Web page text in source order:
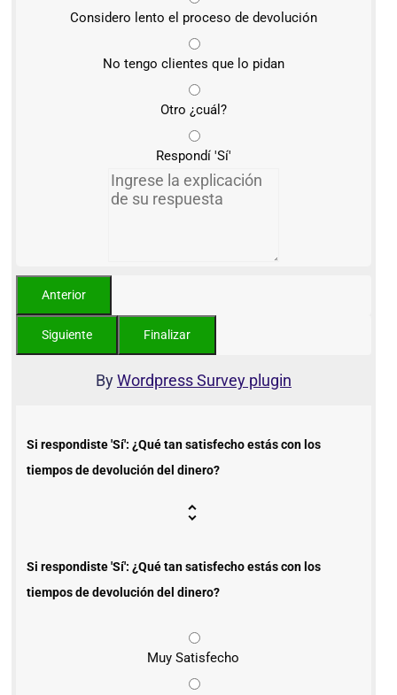
Considero lento el proceso de devolución
No tengo clientes que lo pidan
Otro ¿cuál?
Respondí 'Sí'
ByWordpress Survey plugin
Si respondiste 'Sí': ¿Qué tan satisfecho estás con los
tiempos de devolución del dinero?
Si respondiste 'Sí': ¿Qué tan satisfecho estás con los
tiempos de devolución del dinero?
Muy Satisfecho